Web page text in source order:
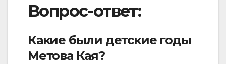
Вопрос-ответ:
Какие были детские годы
Метова Кая?